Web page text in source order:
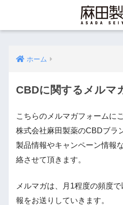
ホーム
CBDに関するメルマ
こちらのメルマガフォームに
株式会社麻田製薬のCBDブラ
製品情報やキャンペーン情報
絡させて頂きます。
メルマガは、月1程度の頻度
報をお送りしていきます。